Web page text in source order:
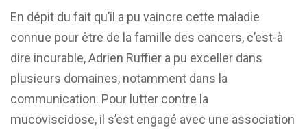
En dépit du fait qu’il a pu vaincre cette maladie
connue pour être de la famille des cancers, c’est-à
dire incurable, Adrien Ruffier a pu exceller dans
plusieurs domaines, notamment dans la
communication. Pour lutter contre la
mucoviscidose, il s’est engagé avec une association